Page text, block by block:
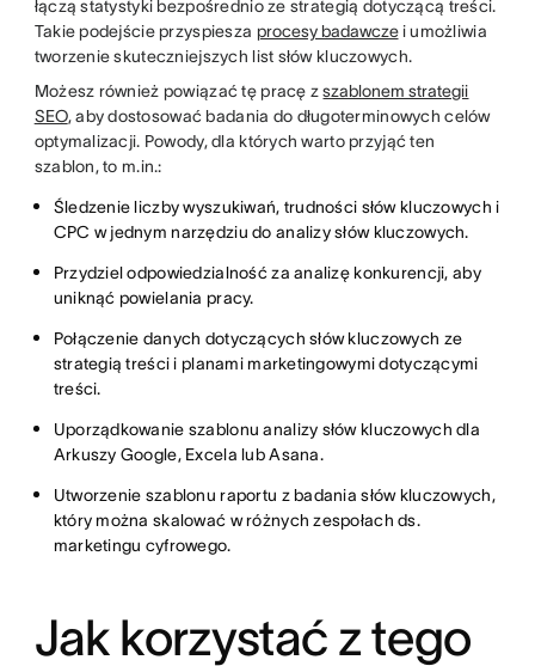
łączą statystyki bezpośrednio ze strategią dotyczącą treści.
Takie podejście przyspiesza procesy badawczei umożliwia
tworzenie skuteczniejszych list słów kluczowych.
Możesz również powiązać tę pracę zszablonem strategii
SEO, aby dostosować badania do długoterminowych celów
optymalizacji. Powody, dla których warto przyjąć ten
szablon, to m.in.:
Śledzenie liczby wyszukiwań, trudności słów kluczowych i
CPC w jednym narzędziu do analizy słów kluczowych.
Przydziel odpowiedzialność za analizę konkurencji, aby
uniknąć powielania pracy.
Połączenie danych dotyczących słów kluczowych ze
strategią treści i planami marketingowymi dotyczącymi
treści.
Uporządkowanie szablonu analizy słów kluczowych dla
Arkuszy Google, Excela lub Asana.
Utworzenie szablonu raportu z badania słów kluczowych,
który można skalować w różnych zespołach ds.
marketingu cyfrowego.
Jak korzystać z tego